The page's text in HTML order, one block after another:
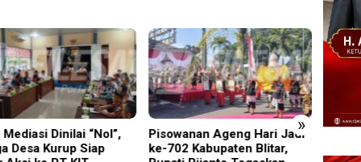
»
Ageng Hari Jadi
Kabupaten Blitar,
Terbukti Langgar UU Merek,
Chalas Kromoto Dieksekusi